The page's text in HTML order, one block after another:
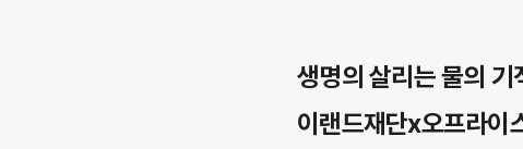
생명의 살리는 물의 기
이랜드재단x오프라이